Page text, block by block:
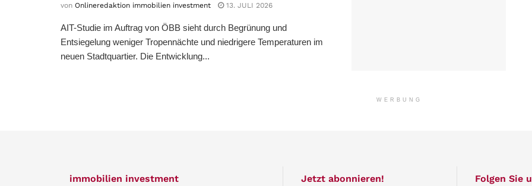
von Onlineredaktion immobilien investment 13. JULI 2026
AIT-Studie im Auftrag von ÖBB sieht durch Begrünung und
Entsiegelung weniger Tropennächte und niedrigere Temperaturen im
neuen Stadtquartier. Die Entwicklung...
WERBUNG
immobilien investment Jetzt abonnieren! Folgen Sie